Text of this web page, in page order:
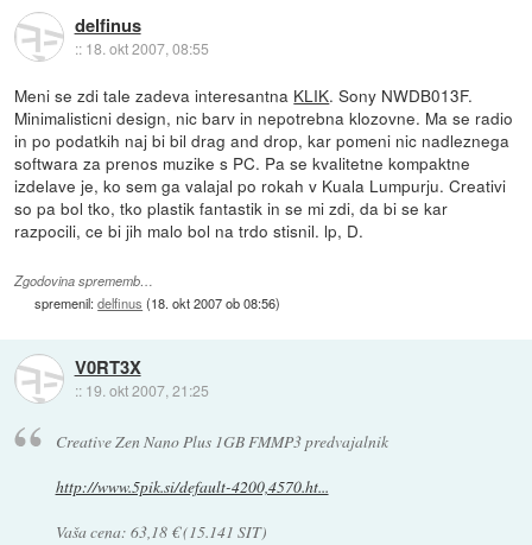
delfinus
:: 18. okt 2007, 08:55
Meni se zdi tale zadeva interesantna KLIK. Sony NWDB013F.
Minimalisticni design, nic barv in nepotrebna klozovne. Ma se radio
in po podatkih naj bi bil drag and drop, kar pomeni nic nadleznega
softwara za prenos muzike s PC. Pa se kvalitetne kompaktne
izdelave je, ko sem ga valajal po rokah v Kuala Lumpurju. Creativi
so pa bol tko, tko plastik fantastik in se mi zdi, da bi se kar
razpocili, ce bi jih malo bol na trdo stisnil. lp, D.
Zgodovina sprememb…
spremenil:delfinus (18. okt 2007 ob 08:56)
V0RT3X
:: 19. okt 2007, 21:25
Creative Zen Nano Plus 1GB FMMP3 predvajalnik
http://www.5pik.si/default-4200,4570.ht...
Vaša cena: 63,18 € (15.141 SIT)